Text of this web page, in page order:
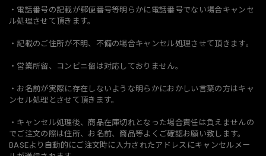
・電話番号の記載が郵便番号等明らかに電話番号でない場合キャンセ
ル処理させて頂きます。
・記載のご住所が不明、不備の場合キャンセル処理させて頂きます。
・営業所留、コンビニ留は対応しておりません。
・お名前が実際に存在しないような明らかにおかしい言葉の方はキャ
ンセル処理とさせて頂きます。
・キャンセル処理後、商品在庫切れとなった場合責任は負えませんの
でご注文の際は住所、お名前、商品等よくご確認お願い致します。
BASEより自動的にご注文時に入力されたアドレスにキャンセルメー